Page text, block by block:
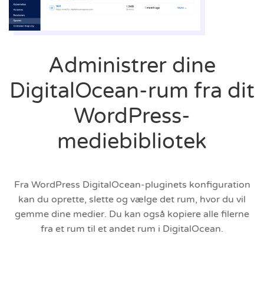
Administrer dine
DigitalOcean-rum fra dit
WordPress-
mediebibliotek
Fra WordPress DigitalOcean-pluginets konfiguration
kan du oprette, slette og vælge det rum, hvor du vil
gemme dine medier. Du kan også kopiere alle filerne
fra et rum til et andet rum i DigitalOcean.